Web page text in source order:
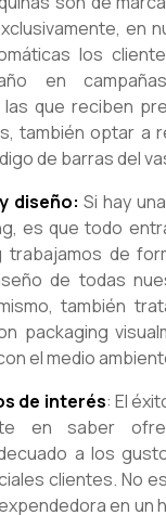
en
los
en campañas
que reciben
también optar a
de barras del
diseño: Si hay
es que todo
trabajamos de
de todas
también
packaging
el medio
de interés: El
en saber
a los
clientes. No
en un